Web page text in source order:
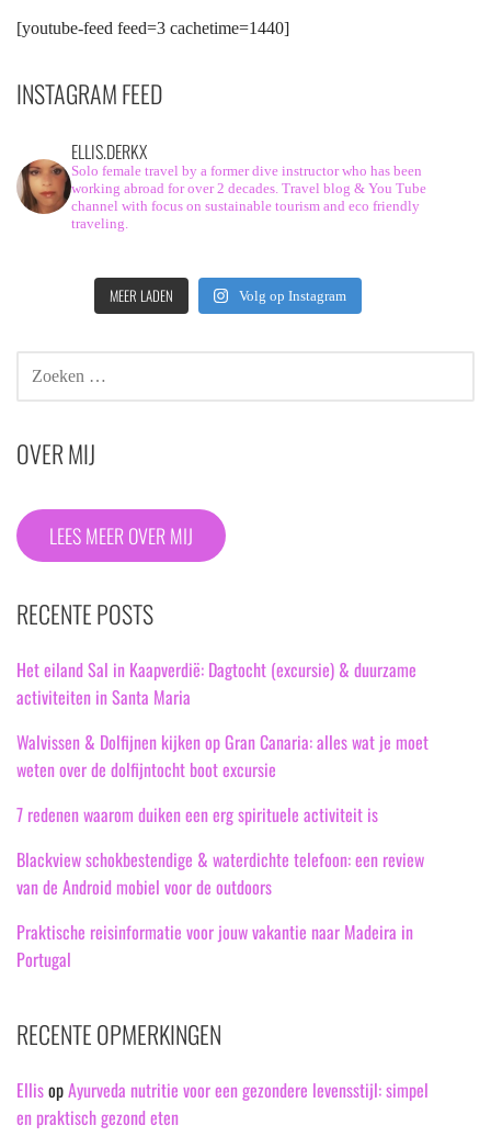
[youtube-feed feed=3 cachetime=1440]
INSTAGRAM FEED
ELLIS.DERKX
Solo female travel by a former dive instructor who has been
working abroad for over 2 decades. Travel blog & You Tube
channel with focus on sustainable tourism and eco friendly
traveling.
MEER LADEN Volg op Instagram
ZOEKEN
NAAR:
OVER MIJ
LEES MEER OVER MIJ
RECENTE POSTS
Het eiland Sal in Kaapverdië: Dagtocht (excursie) & duurzame
activiteiten in Santa Maria
Walvissen & Dolfijnen kijken op Gran Canaria: alles wat je moet
weten over de dolfijntocht boot excursie
7 redenen waarom duiken een erg spirituele activiteit is
Blackview schokbestendige & waterdichte telefoon: een review
van de Android mobiel voor de outdoors
Praktische reisinformatie voor jouw vakantie naar Madeira in
Portugal
RECENTE OPMERKINGEN
EllisopAyurveda nutritie voor een gezondere levensstijl: simpel
en praktisch gezond eten